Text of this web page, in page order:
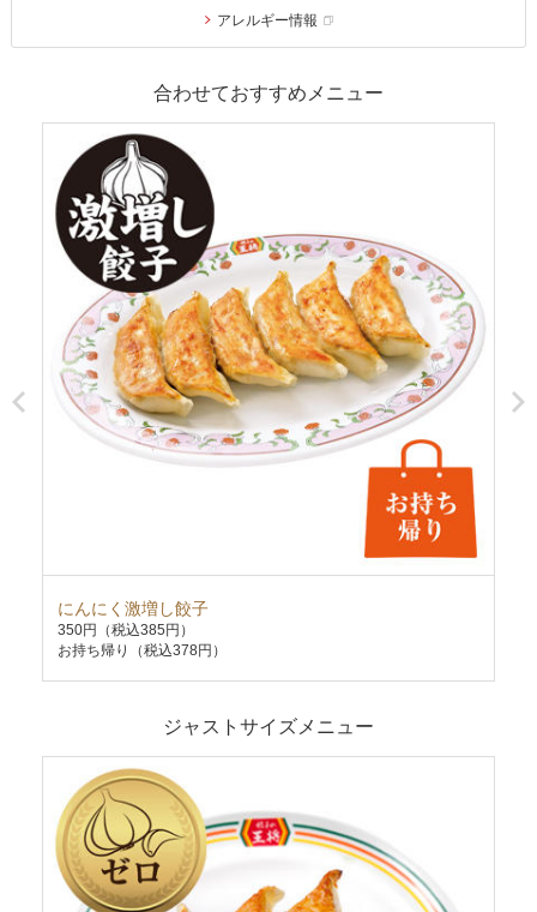
アレルギー情報
合わせておすすめメニュー
にんにく激増し餃子
350円
（税込385円）
お持ち帰り（税込378円）
ジャストサイズメニュー